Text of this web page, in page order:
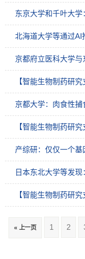
京都大学：肉食性
« 上一页 1 2